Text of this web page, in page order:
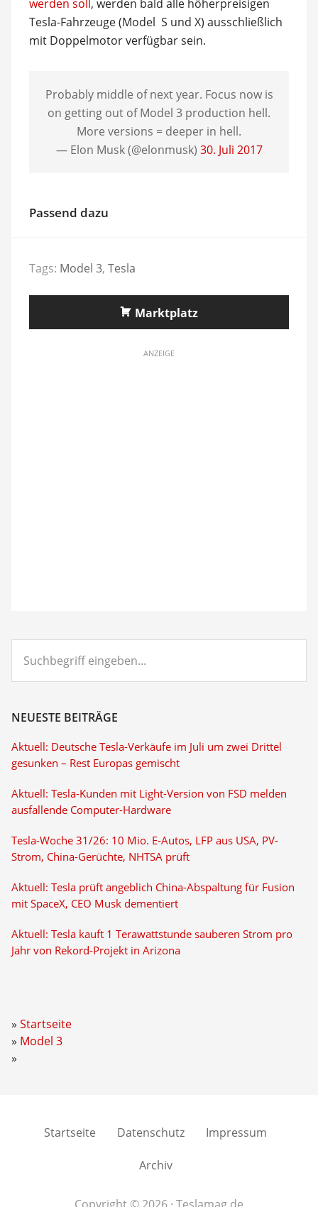
werden soll, werden bald alle höherpreisigen
Tesla-Fahrzeuge (Model S und X) ausschließlich
mit Doppelmotor verfügbar sein.
Probably middle of next year. Focus now is
on getting out of Model 3 production hell.
More versions = deeper in hell.
— Elon Musk (@elonmusk) 30. Juli 2017
Passend dazu
Tags: Model 3, Tesla
Marktplatz
ANZEIGE
eingeben...
NEUESTE BEITRÄGE
Aktuell: Deutsche Tesla-Verkäufe im Juli um zwei Drittel
gesunken – Rest Europas gemischt
Aktuell: Tesla-Kunden mit Light-Version von FSD melden
ausfallende Computer-Hardware
Tesla-Woche 31/26: 10 Mio. E-Autos, LFP aus USA, PV-
Strom, China-Gerüchte, NHTSA prüft
Aktuell: Tesla prüft angeblich China-Abspaltung für Fusion
mit SpaceX, CEO Musk dementiert
Aktuell: Tesla kauft 1 Terawattstunde sauberen Strom pro
Jahr von Rekord-Projekt in Arizona
Startseite
Model 3
Startseite Datenschutz Impressum
Archiv